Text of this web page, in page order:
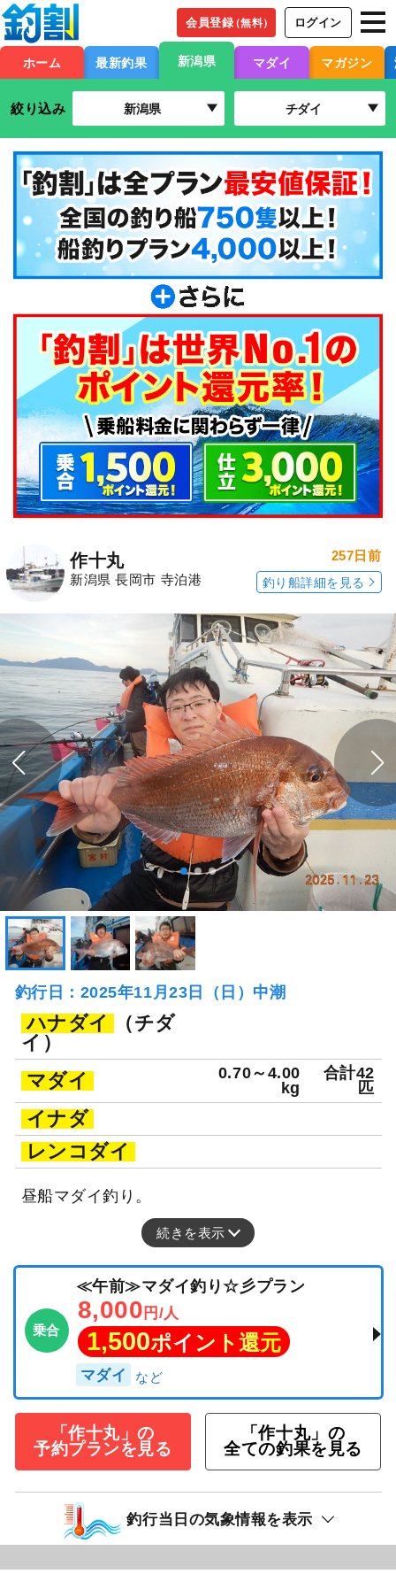
会員登録（無料） ログイン
ホーム 最新釣果 新潟県 マダイ マガジン
絞り込み 新潟県 チダイ
作十丸
新潟県 長岡市 寺泊港
257日前
釣り船詳細を見る
釣行日：2025年11月23日（日）中潮
ハナダイ
（チダ
イ）
マダイ
0.70～4.00
kg
合計42
匹
イナダ
レンコダイ
昼船マダイ釣り。
続きを表示
乗合
≪午前≫マダイ釣り☆彡プラン
8,000 円/人
1,500ポイント還元
マダイ
「作十丸」の
予約プランを見る
「作十丸」の
全ての釣果を見る
釣行当日の気象情報を表示